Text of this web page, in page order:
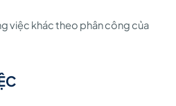
việc khác theo phân công của